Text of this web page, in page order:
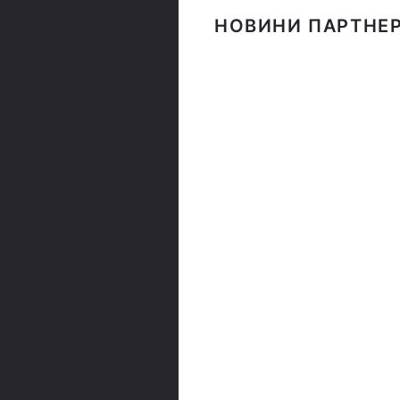
НОВИНИ